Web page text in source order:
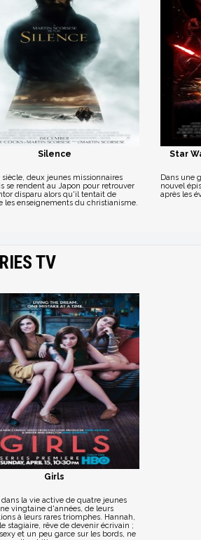
Silence
siècle, deux jeunes missionnaires
se rendent au Japon pour retrouver
disparu alors qu'il tentait de
les enseignements du christianisme.
Star
Dans une
nouvel
après les
TV
Girls
la vie active de quatre jeunes
vingtaine d'années, de leurs
à leurs rares triomphes. Hannah,
stagiaire, rêve de devenir écrivain ;
et un peu garce sur les bords, ne